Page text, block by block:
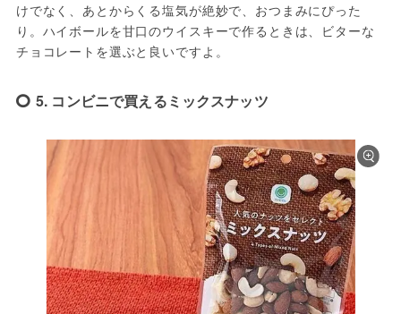
けでなく、あとからくる塩気が絶妙で、おつまみにぴった
り。ハイボールを甘口のウイスキーで作るときは、ビターな
チョコレートを選ぶと良いですよ。
5. コンビニで買えるミックスナッツ